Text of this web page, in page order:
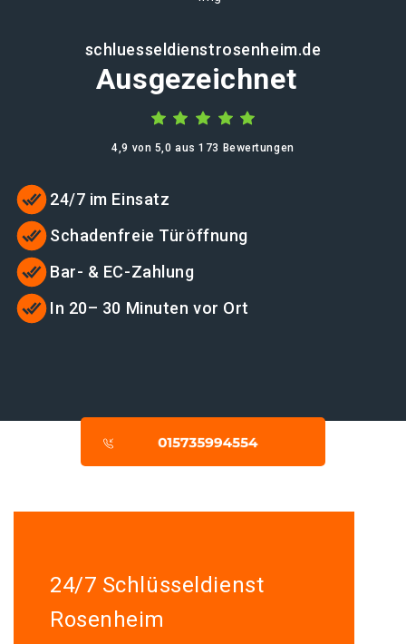
schluesseldienstrosenheim.de
Ausgezeichnet
4,9 von 5,0 aus 173 Bewertungen
24/7 im Einsatz
Schadenfreie Türöffnung
Bar- & EC-Zahlung
In 20– 30 Minuten vor Ort
24/7 Schlüsseldienst
Rosenheim